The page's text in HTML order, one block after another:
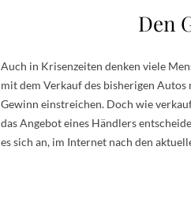
Den
Auch in Krisenzeiten denken viele
mit dem Verkauf des bisherigen
Gewinn einstreichen. Doch wie
das Angebot eines Händlers
es sich an, im Internet nach den